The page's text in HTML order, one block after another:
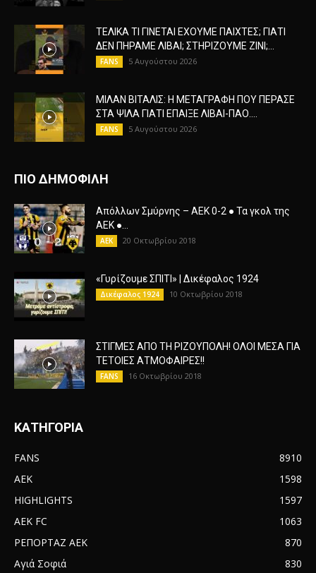
ΤΕΛΙΚΑ ΤΙ ΓΙΝΕΤΑΙ ΕΧΟΥΜΕ ΠΑΙΧΤΕΣ; ΓΙΑΤΙ
ΔΕΝ ΠΗΡΑΜΕ ΛΙΒΑΙ; ΣΤΗΡΙΖΟΥΜΕ ΖΙΝΙ;...
FANS 5 Αυγούστου 2026
ΜΙΛΑΝ ΒΙΤΑΛΙΣ: Η ΜΕΤΑΓΡΑΦΗ ΠΟΥ ΠΕΡΑΣΕ
ΣΤΑ ΨΙΛΑ ΓΙΑΤΙ ΕΠΑΙΞΕ ΛΙΒΑΙ-ΠΑΟ....
FANS 5 Αυγούστου 2026
ΠΙΟ ΔΗΜΟΦΙΛΗ
Απόλλων Σμύρνης – ΑΕΚ 0-2 ● Τα γκολ της
ΑΕΚ ●...
AEK 20 Οκτωβρίου 2018
«Γυρίζουμε ΣΠΙΤΙ» | Δικέφαλος 1924
Δικέφαλος 1924 10 Οκτωβρίου 2018
ΣΤΙΓΜΕΣ ΑΠΟ ΤΗ ΡΙΖΟΥΠΟΛΗ! ΟΛΟΙ ΜΕΣΑ ΓΙΑ
ΤΕΤΟΙΕΣ ΑΤΜΟΦΑΙΡΕΣ!!
FANS 16 Οκτωβρίου 2018
ΚΑΤΗΓΟΡΙΑ
FANS
8910
AEK
1598
HIGHLIGHTS
1597
AEK FC
1063
ΡΕΠΟΡΤΑΖ ΑΕΚ
870
Αγιά Σοφιά
830